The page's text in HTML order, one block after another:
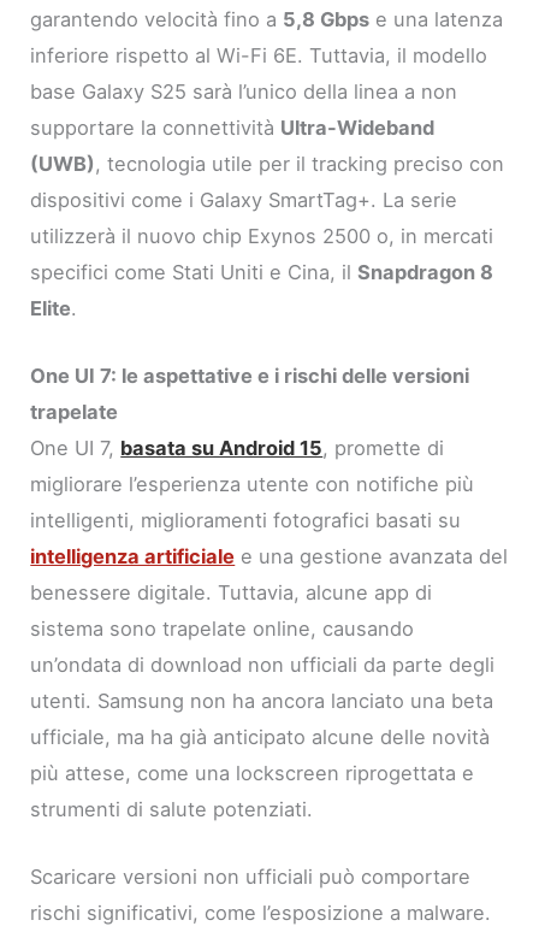
garantendo velocità fino a 5,8 Gbps e una latenza
inferiore rispetto al Wi-Fi 6E. Tuttavia, il modello
base Galaxy S25 sarà l’unico della linea a non
supportare la connettività Ultra-Wideband
(UWB) , tecnologia utile per il tracking preciso con
dispositivi come i Galaxy SmartTag+. La serie
utilizzerà il nuovo chip Exynos 2500 o, in mercati
specifici come Stati Uniti e Cina, ilSnapdragon 8
Elite.
One UI 7: le aspettative e i rischi delle versioni
trapelate
One UI 7, basata su Android 15, promette di
migliorare l’esperienza utente con notifiche più
intelligenti, miglioramenti fotografici basati su
intelligenza artificiale e una gestione avanzata del
benessere digitale. Tuttavia, alcune app di
sistema sono trapelate online, causando
un’ondata di download non ufficiali da parte degli
utenti. Samsung non ha ancora lanciato una beta
ufficiale, ma ha già anticipato alcune delle novità
più attese, come una lockscreen riprogettata e
strumenti di salute potenziati.
Scaricare versioni non ufficiali può comportare
rischi significativi, come l’esposizione a malware.